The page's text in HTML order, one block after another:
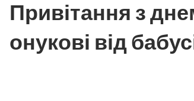
Привітання з
онукові від